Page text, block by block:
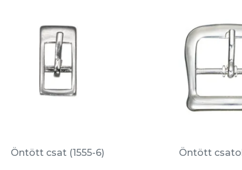
Öntött csat (1555-6) Öntött